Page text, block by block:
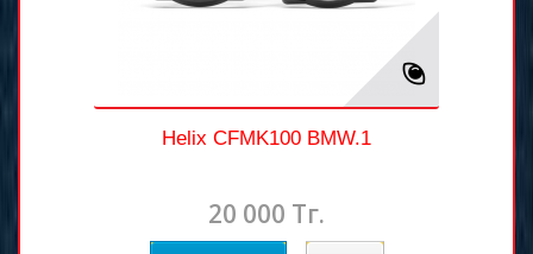
Helix CFMK100 BMW.1
20 000 Тг.